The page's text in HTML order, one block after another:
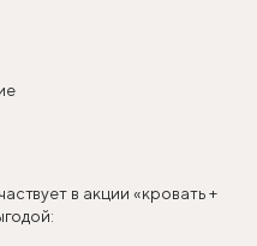
в акции «кровать +